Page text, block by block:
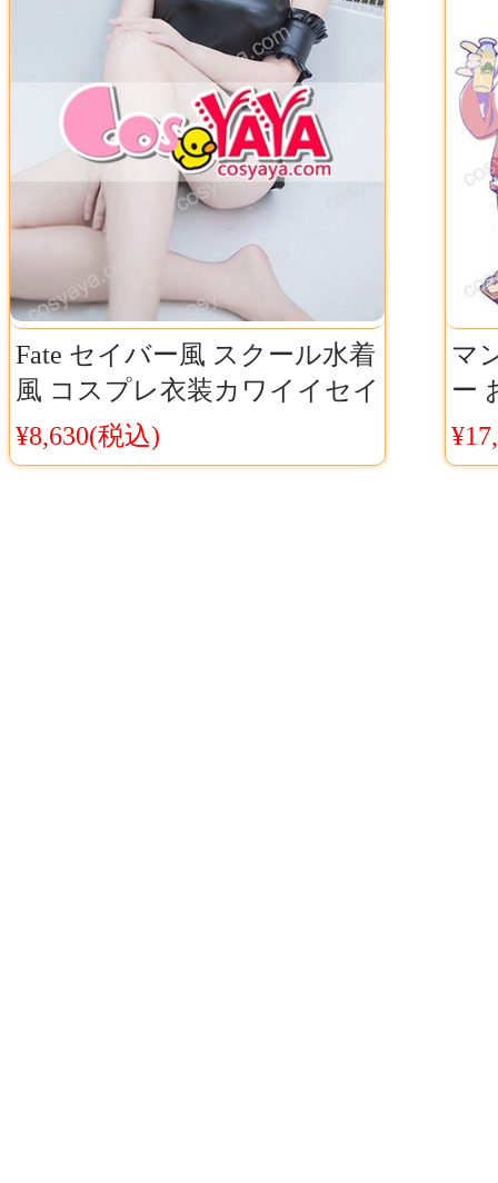
Fate セイバー風 スクール水着
風 コスプレ衣装カワイイセイ
バー スク水 コスチューム
¥8,630(税込)
マ
ー
コ